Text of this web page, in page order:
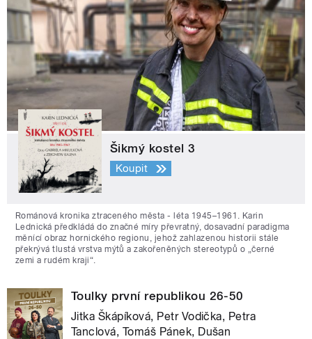
Šikmý kostel 3
Koupit
Románová kronika ztraceného města - léta 1945–1961. Karin
Lednická předkládá do značné míry převratný, dosavadní paradigma
měnící obraz hornického regionu, jehož zahlazenou historii stále
překrývá tlustá vrstva mýtů a zakořeněných stereotypů o „černé
zemi a rudém kraji“.
Toulky první republikou 26-50
Jitka Škápíková, Petr Vodička, Petra
Tanclová, Tomáš Pánek, Dušan